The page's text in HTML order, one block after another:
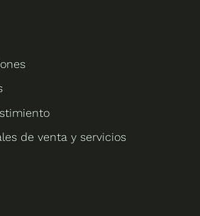
de venta y servicios